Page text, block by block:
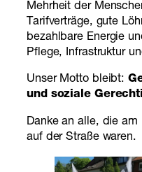
Mehrheit der
Tarifverträge, gute
bezahlbare Energie
Pflege, Infrastruktur
Unser Motto bleibt:
und soziale
Danke an alle, die
auf der Straße waren.